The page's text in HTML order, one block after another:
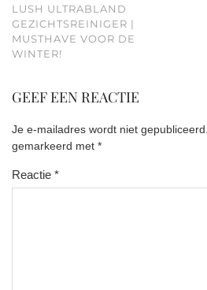
LUSH ULTRABLAND
GEZICHTSREINIGER |
MUSTHAVE VOOR DE
WINTER!
GEEF EEN REACTIE
Je e-mailadres wordt niet gepubliceerd.
gemarkeerd met *
Reactie *